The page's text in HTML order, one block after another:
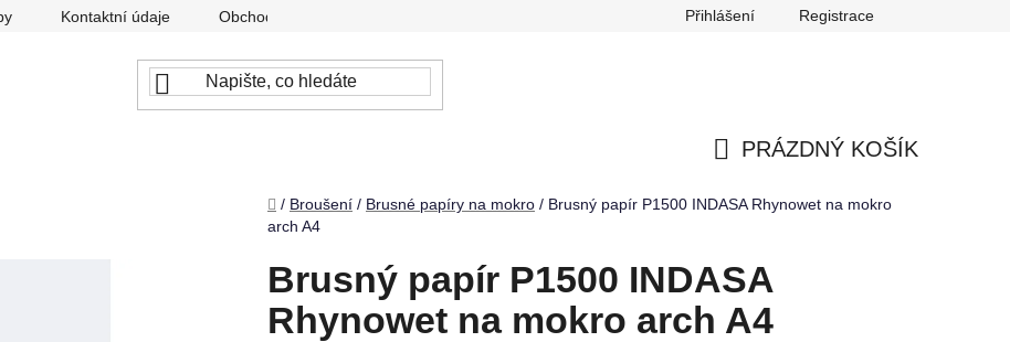
Kontaktní údaje Obchodní podmínky Reklamace Odstoupení od smlouvy
Přihlášení Registrace
PRÁZDNÝ KOŠÍK
Domů
/ Broušení / Brusné papíry na mokro / Brusný papír P1500 INDASA Rhynowet na mokro
arch A4
Brusný papír P1500 INDASA
Rhynowet na mokro arch A4